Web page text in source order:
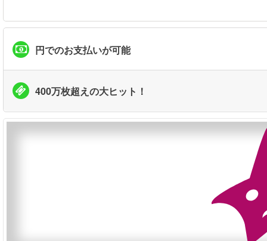
円でのお支払いが可能
400万枚超えの大ヒット！